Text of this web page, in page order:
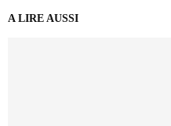
A LIRE AUSSI